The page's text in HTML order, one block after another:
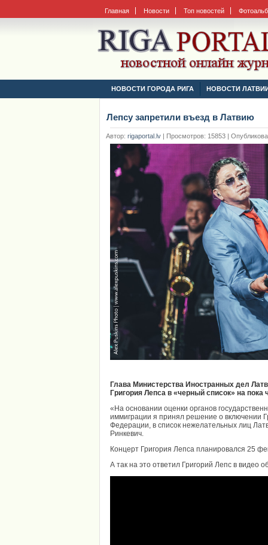
Главная Новости Топ новостей
НОВОСТИ ГОРОДА РИГА НОВОСТИ
Лепсу запретили въезд в Латвию
Автор: rigaportal.lv | Просмотров: 15853 |
Глава Министерства Иностранных дел
Григория Лепса в «черный список» на пока
«На основании оценки органов
иммиграции я принял решение о включении
Федерации, в список нежелательных лиц
Ринкевич.
Концерт Григория Лепса планировался 25
А так на это ответил Григорий Лепс в видео